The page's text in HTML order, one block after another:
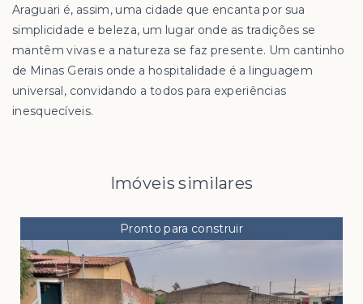
Araguari é, assim, uma cidade que encanta por sua
simplicidade e beleza, um lugar onde as tradições se
mantêm vivas e a natureza se faz presente. Um cantinho
de Minas Gerais onde a hospitalidade é a linguagem
universal, convidando a todos para experiências
inesquecíveis.
Imóveis similares
Pronto para construir